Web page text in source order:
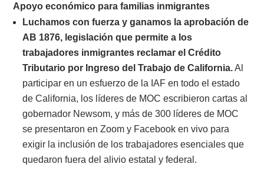
Apoyo económico para familias inmigrantes
Luchamos con fuerza y ganamos la aprobación de
AB 1876, legislación que permite a los
trabajadores inmigrantes reclamar el Crédito
Tributario por Ingreso del Trabajo de California.Al
participar en un esfuerzo de la IAF en todo el estado
de California, los líderes de MOC escribieron cartas al
gobernador Newsom, y más de 300 líderes de MOC
se presentaron en Zoom y Facebook en vivo para
exigir la inclusión de los trabajadores esenciales que
quedaron fuera del alivio estatal y federal.